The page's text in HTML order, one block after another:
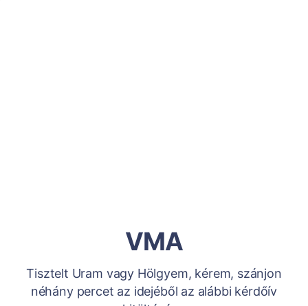
VMA
Tisztelt Uram vagy Hölgyem, kérem, szánjon
néhány percet az idejéből az alábbi kérdőív